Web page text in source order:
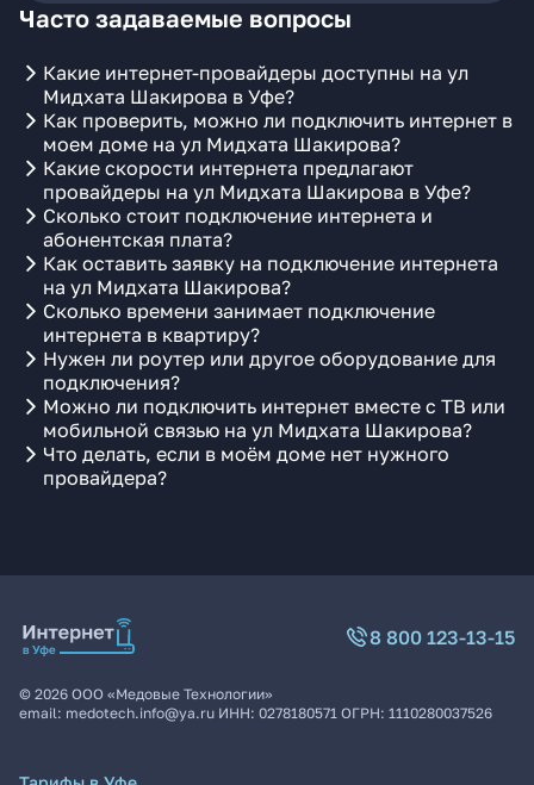
Часто задаваемые вопросы
Какие интернет-провайдеры доступны на ул
Мидхата Шакирова в Уфе?
Как проверить, можно ли подключить интернет в
моем доме на ул Мидхата Шакирова?
Какие скорости интернета предлагают
провайдеры на ул Мидхата Шакирова в Уфе?
Сколько стоит подключение интернета и
абонентская плата?
Как оставить заявку на подключение интернета
на ул Мидхата Шакирова?
Сколько времени занимает подключение
интернета в квартиру?
Нужен ли роутер или другое оборудование для
подключения?
Можно ли подключить интернет вместе с ТВ или
мобильной связью на ул Мидхата Шакирова?
Что делать, если в моём доме нет нужного
провайдера?
8 800 123-13-15
© 2026 ООО «Медовые Технологии»
email: medotech.info@ya.ru ИНН: 0278180571 ОГРН: 1110280037526